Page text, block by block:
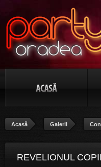
Acasă Galerii
REVELIONUL